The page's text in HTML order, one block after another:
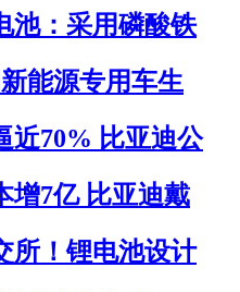
池：采用磷酸铁
能源专用车生
近70% 比亚迪公
增7亿 比亚迪戴
所！锂电池设计